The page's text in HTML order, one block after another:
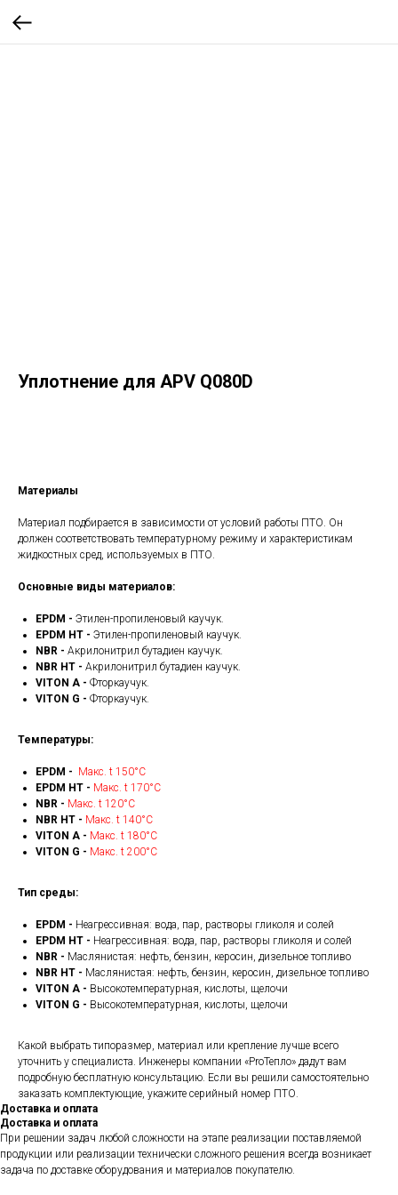
Уплотнение для APV Q080D
Материалы
Материал подбирается в зависимости от условий работы ПТО. Он
должен соответствовать температурному режиму и характеристикам
жидкостных сред, используемых в ПТО.
Основные виды материалов:
EPDM - Этилен-пропиленовый каучук.
EPDM HT - Этилен-пропиленовый каучук.
NBR - Акрилонитрил бутадиен каучук.
NBR HT - Акрилонитрил бутадиен каучук.
VITON A - Фторкаучук.
VITON G - Фторкаучук.
Температуры:
EPDM - Макс. t 150°С
EPDM HT - Макс. t 170°С
NBR - Макс. t 120°С
NBR HT - Макс. t 140°С
VITON A - Макс. t 180°С
VITON G - Макс. t 200°С
Тип среды:
EPDM - Неагрессивная: вода, пар, растворы гликоля и солей
EPDM HT - Неагрессивная: вода, пар, растворы гликоля и солей
NBR - Маслянистая: нефть, бензин, керосин, дизельное топливо
NBR HT - Маслянистая: нефть, бензин, керосин, дизельное топливо
VITON A - Высокотемпературная, кислоты, щелочи
VITON G - Высокотемпературная, кислоты, щелочи
Какой выбрать типоразмер, материал или крепление лучше всего
уточнить у специалиста. Инженеры компании «ProТепло» дадут вам
подробную бесплатную консультацию. Если вы решили самостоятельно
заказать комплектующие, укажите серийный номер ПТО.
Доставка и оплата
Доставка и оплата
При решении задач любой сложности на этапе реализации поставляемой
продукции или реализации технически сложного решения всегда возникает
задача по доставке оборудования и материалов покупателю.